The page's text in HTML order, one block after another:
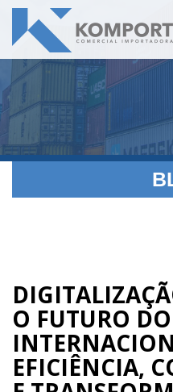
O FUTURO
EFICIÊNCIA,